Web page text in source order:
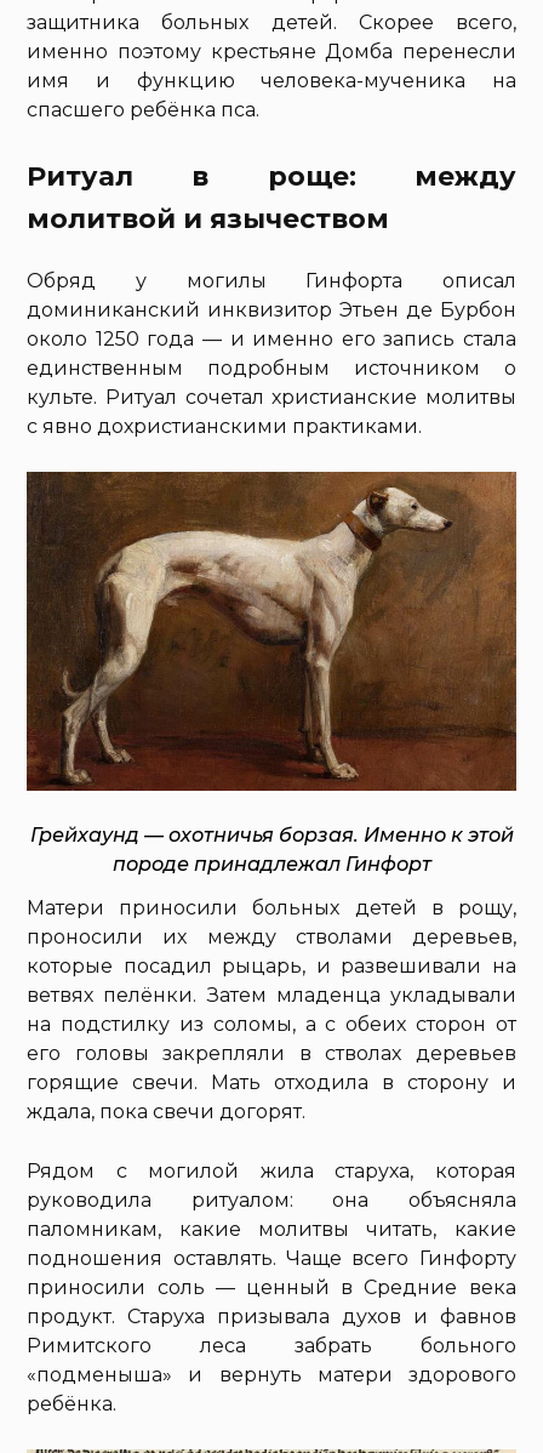
защитника больных детей. Скорее всего,
именно поэтому крестьяне Домба перенесли
имя и функцию человека-мученика на
спасшего ребёнка пса.
Ритуал в роще: между
молитвой и язычеством
Обряд у могилы Гинфорта описал
доминиканский инквизитор Этьен де Бурбон
около 1250 года — и именно его запись стала
единственным подробным источником о
культе. Ритуал сочетал христианские молитвы
с явно дохристианскими практиками.
Грейхаунд — охотничья борзая. Именно к этой
породе принадлежал Гинфорт
Матери приносили больных детей в рощу,
проносили их между стволами деревьев,
которые посадил рыцарь, и развешивали на
ветвях пелёнки. Затем младенца укладывали
на подстилку из соломы, а с обеих сторон от
его головы закрепляли в стволах деревьев
горящие свечи. Мать отходила в сторону и
ждала, пока свечи догорят.
Рядом с могилой жила старуха, которая
руководила ритуалом: она объясняла
паломникам, какие молитвы читать, какие
подношения оставлять. Чаще всего Гинфорту
приносили соль — ценный в Средние века
продукт. Старуха призывала духов и фавнов
Римитского леса забрать больного
«подменыша» и вернуть матери здорового
ребёнка.